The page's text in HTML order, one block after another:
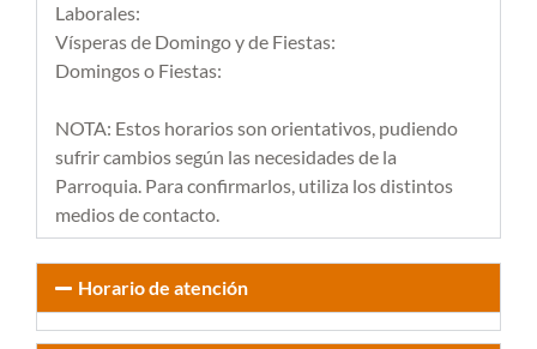
Laborales:
Vísperas de Domingo y de Fiestas:
Domingos o Fiestas:
NOTA: Estos horarios son orientativos, pudiendo
sufrir cambios según las necesidades de la
Parroquia. Para confirmarlos, utiliza los distintos
medios de contacto.
Horario de atención